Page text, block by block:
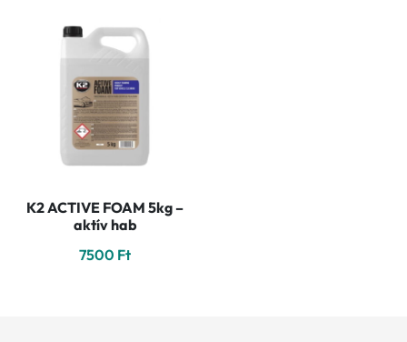
K2 ACTIVE FOAM 5kg –
aktív hab
7500 Ft